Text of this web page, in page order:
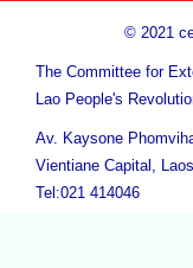
© 2021
The Committee for
Lao People's
Av. Kaysone
Vientiane Capital,
Tel:021 414046